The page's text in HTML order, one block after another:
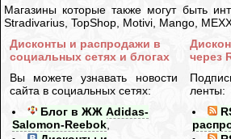
Магазины которые также могут быть
Stradivarius, TopShop, Motivi, Mango,
Дисконты и распродажи в
социальных сетях и блогах
Вы можете узнавать новости
сайта в социальных сетях:
Блог в ЖЖ Adidas-
Salomon-Reebok,
через
ленты: